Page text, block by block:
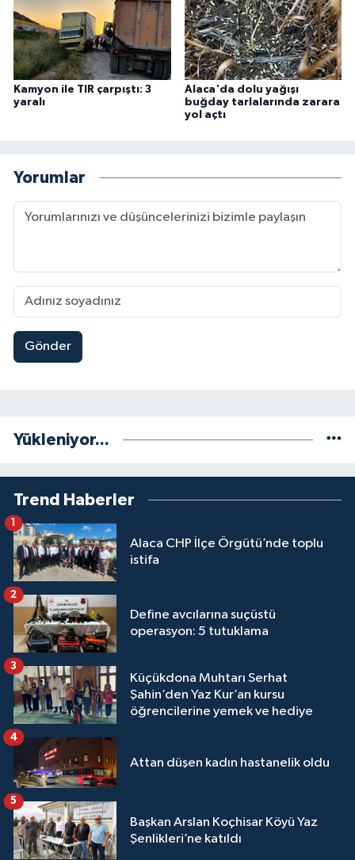
Kamyon ile TIR çarpıştı: 3
yaralı
Alaca'da dolu yağışı
buğday tarlalarında zarara
yol açtı
Yorumlar
Gönder
Yükleniyor...
Trend Haberler
Alaca CHP İlçe Örgütü’nde toplu
istifa
1
Define avcılarına suçüstü
operasyon: 5 tutuklama
2
Küçükdona Muhtarı Serhat
Şahin’den Yaz Kur’an kursu
öğrencilerine yemek ve hediye
3
Attan düşen kadın hastanelik oldu
4
Başkan Arslan Koçhisar Köyü Yaz
Şenlikleri’ne katıldı
5